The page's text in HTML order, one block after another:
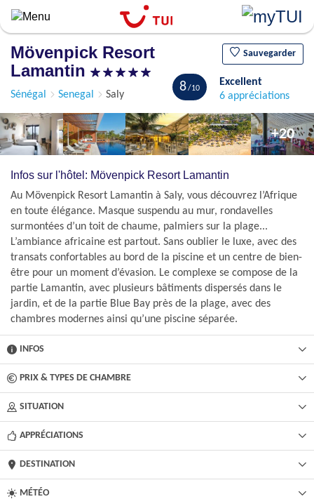
Aller
au
principal
Mövenpick Resort
Lamantin
Sauvegarder
Sénégal Senegal Saly
8
Excellent
6 appréciations
+20
Infos sur l'hôtel: Mövenpick Resort Lamantin
Au Mövenpick Resort Lamantin à Saly, vous découvrez l’Afrique
en toute élégance. Masque suspendu au mur, rondavelles
surmontées d’un toit de chaume, palmiers sur la plage...
L’ambiance africaine est partout. Sans oublier le luxe, avec des
transats confortables au bord de la piscine et un centre de bien-
être pour un moment d’évasion. Le complexe se compose de la
partie Lamantin, avec plusieurs bâtiments dispersés dans le
jardin, et de la partie Blue Bay près de la plage, avec des
chambres modernes ainsi qu’une piscine séparée.
INFOS
PRIX & TYPES DE CHAMBRE
SITUATION
APPRÉCIATIONS
DESTINATION
MÉTÉO